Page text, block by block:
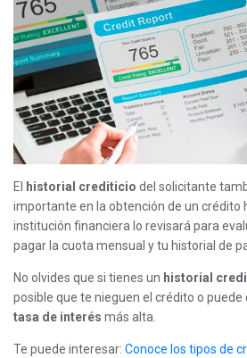
El historial crediticio del solicitante
importante en la obtención de un crédito
institución financiera lo revisará para
pagar la cuota mensual y tu historial de
No olvides que si tienes un historial
posible que te nieguen el crédito o
tasa de interés más alta.
Te puede interesar: Conoce los tipos de